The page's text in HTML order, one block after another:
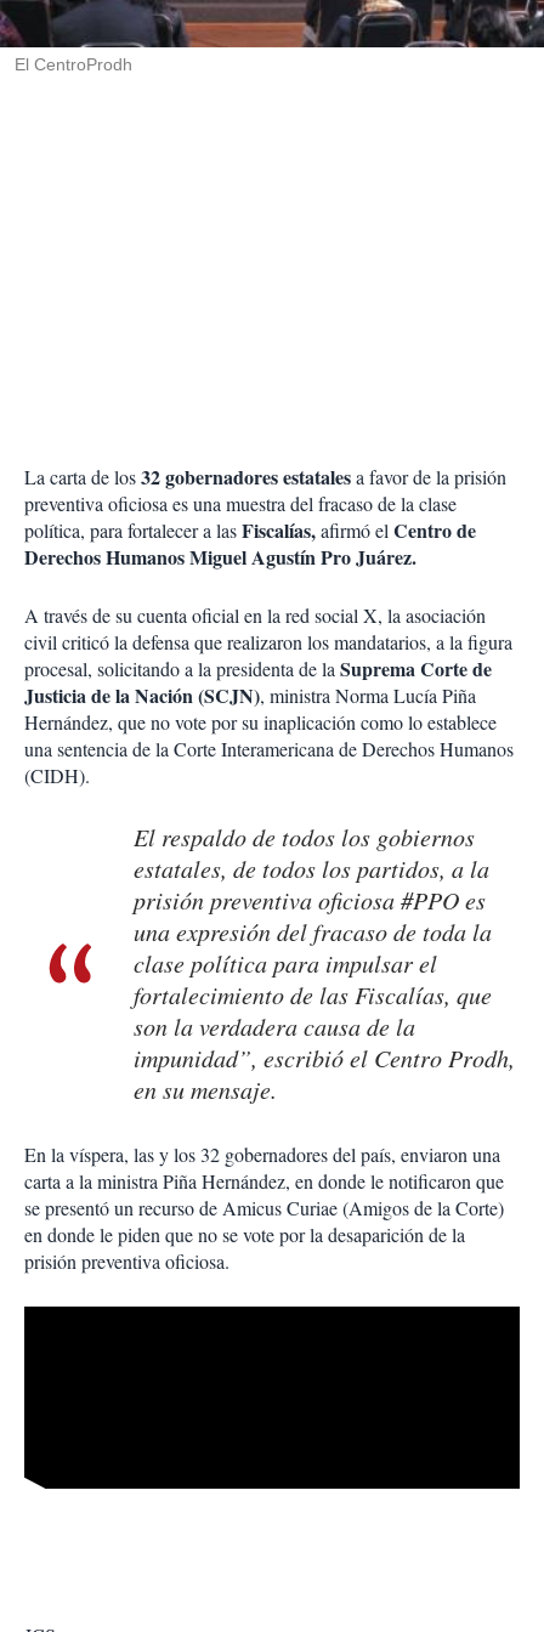
i
El CentroProdh
La carta de los32 gobernadores estatalesa favor de la prisión
preventiva oficiosa es una muestra del fracaso de la clase
política, para fortalecer a lasFiscalías,afirmó elCentro de
Derechos Humanos Miguel Agustín Pro Juárez.
A través de su cuenta oficial en la red social X, la asociación
civil criticó la defensa que realizaron los mandatarios, a la figura
procesal, solicitando a la presidenta de laSuprema Corte de
Justicia de la Nación (SCJN), ministra Norma Lucía Piña
Hernández, que no vote por su inaplicación como lo establece
una sentencia de la Corte Interamericana de Derechos Humanos
(CIDH).
El respaldo de todos los gobiernos
estatales, de todos los partidos, a la
prisión preventiva oficiosa #PPO es
una expresión del fracaso de toda la
clase política para impulsar el
fortalecimiento de las Fiscalías, que
son la verdadera causa de la
impunidad”, escribió el Centro Prodh,
en su mensaje.
En la víspera, las y los 32 gobernadores del país, enviaron una
carta a la ministra Piña Hernández, en donde le notificaron que
se presentó un recurso de Amicus Curiae (Amigos de la Corte)
en donde le piden que no se vote por la desaparición de la
prisión preventiva oficiosa.